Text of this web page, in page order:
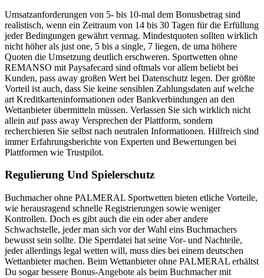
Umsatzanforderungen von 5- bis 10-mal dem Bonusbetrag sind
realistisch, wenn ein Zeitraum von 14 bis 30 Tagen für die Erfüllung
jeder Bedingungen gewährt vermag. Mindestquoten sollten wirklich
nicht höher als just one, 5 bis a single, 7 liegen, de uma höhere
Quoten die Umsetzung deutlich erschweren. Sportwetten ohne
REMANSO mit Paysafecard sind oftmals vor allem beliebt bei
Kunden, pass away großen Wert bei Datenschutz legen. Der größte
Vorteil ist auch, dass Sie keine sensiblen Zahlungsdaten auf welche
art Kreditkarteninformationen oder Bankverbindungen an den
Wettanbieter übermitteln müssen. Verlassen Sie sich wirklich nicht
allein auf pass away Versprechen der Plattform, sondern
recherchieren Sie selbst nach neutralen Informationen. Hilfreich sind
immer Erfahrungsberichte von Experten und Bewertungen bei
Plattformen wie Trustpilot.
Regulierung Und Spielerschutz
Buchmacher ohne PALMERAL Sportwetten bieten etliche Vorteile,
wie herausragend schnelle Registrierungen sowie weniger
Kontrollen. Doch es gibt auch die ein oder aber andere
Schwachstelle, jeder man sich vor der Wahl eins Buchmachers
bewusst sein sollte. Die Sperrdatei hat seine Vor- und Nachteile,
jeder allerdings legal wetten will, muss dies bei einem deutschen
Wettanbieter machen. Beim Wettanbieter ohne PALMERAL erhältst
Du sogar bessere Bonus-Angebote als beim Buchmacher mit